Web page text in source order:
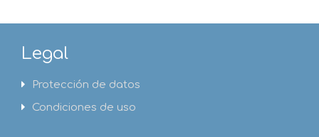
Legal
Protección de datos
Condiciones de uso